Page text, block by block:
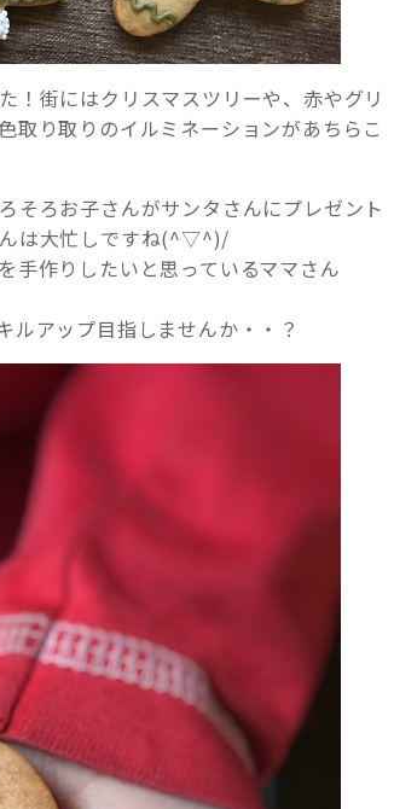
！街にはクリスマスツリーや、赤やグリ
り取りのイルミネーションがあちらこ
そろお子さんがサンタさんにプレゼント
んは大忙しですね(^▽^)/
手作りしたいと思っているママさん
ルアップ目指しませんか・・？